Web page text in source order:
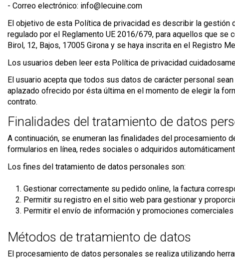
- Correo electrónico: info@lecuine.com
El objetivo de esta Política de privacidad es describir la
regulado por el Reglamento UE 2016/679, para aquellos que se
Birol, 12, Bajos, 17005 Girona y se haya inscrita en el Registro
Los usuarios deben leer esta Política de privacidad
El usuario acepta que todos sus datos de carácter personal
aplazado ofrecido por ésta última en el momento de elegir la
contrato.
Finalidades del tratamiento de datos
A continuación, se enumeran las finalidades del
formularios en línea, redes sociales o adquiridos
Los fines del tratamiento de datos personales son:
Gestionar correctamente su pedido online, la factura
Permitir su registro en el sitio web para gestionar y
Permitir el envío de información y promociones
Métodos de tratamiento de datos
El procesamiento de datos personales se realiza utilizando